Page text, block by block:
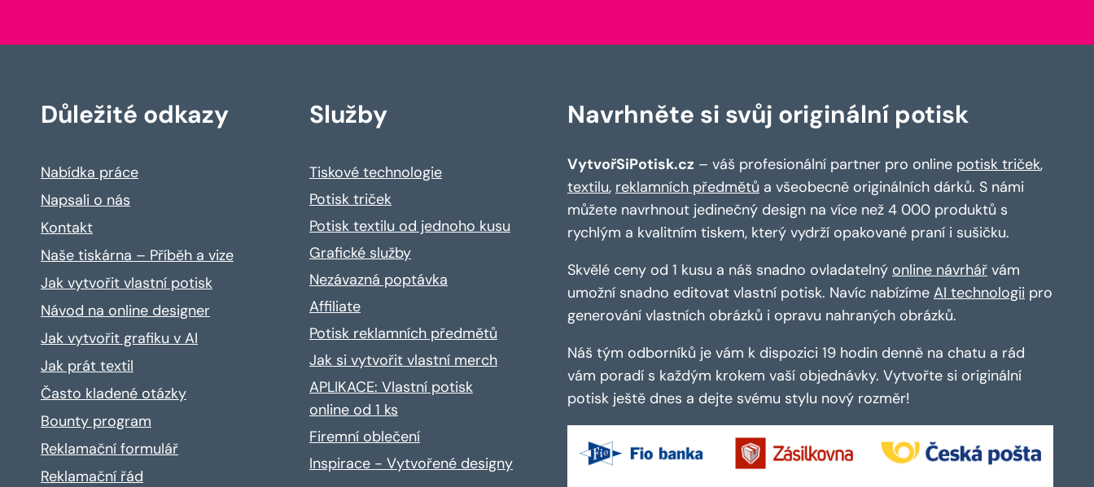
Důležité odkazy
Nabídka práce
Napsali o nás
Kontakt
Naše tiskárna – Příběh a vize
Jak vytvořit vlastní potisk
Návod na online designer
Jak vytvořit grafiku v AI
Jak prát textil
Často kladené otázky
Bounty program
Reklamační formulář
Reklamační řád
Služby
Tiskové technologie
Potisk triček
Potisk textilu od jednoho kusu
Grafické služby
Nezávazná poptávka
Affiliate
Potisk reklamních předmětů
Jak si vytvořit vlastní merch
APLIKACE: Vlastní potisk
online od 1 ks
Firemní oblečení
Inspirace - Vytvořené designy
Navrhněte si svůj originální potisk
VytvořSiPotisk.cz – váš profesionální partner pro online potisk triček,
textilu, reklamních předmětů a všeobecně originálních dárků. S námi
můžete navrhnout jedinečný design na více než 4 000 produktů s
rychlým a kvalitním tiskem, který vydrží opakované praní i sušičku.
Skvělé ceny od 1 kusu a náš snadno ovladatelný online návrhář vám
umožní snadno editovat vlastní potisk. Navíc nabízíme AI technologii pro
generování vlastních obrázků i opravu nahraných obrázků.
Náš tým odborníků je vám k dispozici 19 hodin denně na chatu a rád
vám poradí s každým krokem vaší objednávky. Vytvořte si originální
potisk ještě dnes a dejte svému stylu nový rozměr!